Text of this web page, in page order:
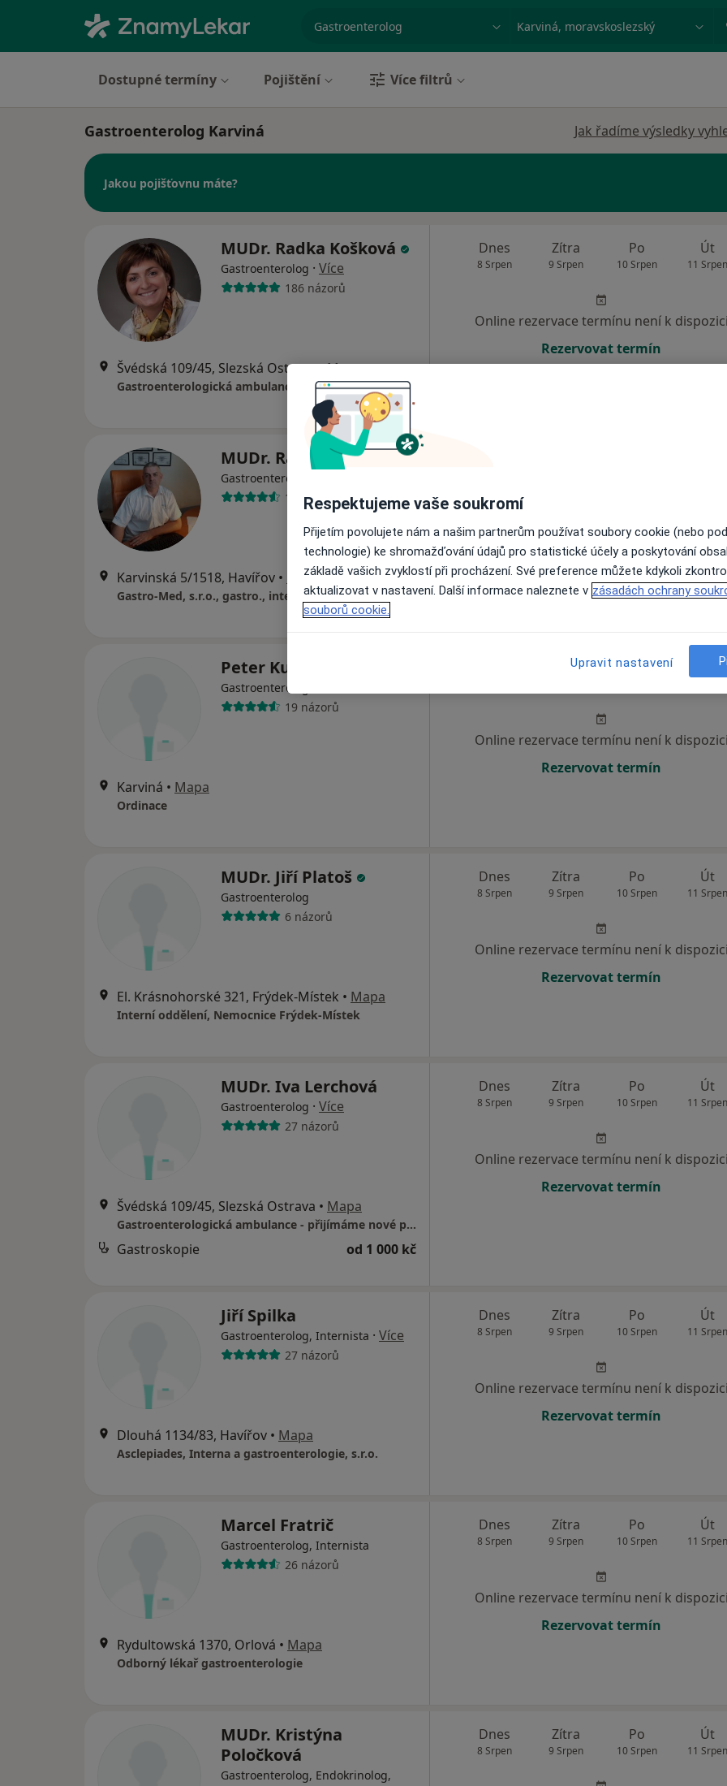
Město nebo region
Dostupné termíny Pojištění Více filtrů
Gastroenterolog Karviná Jak řadíme výsledky
Jakou pojišťovnu máte?
MUDr. Radka Košková
Gastroenterolog · Více
186 názorů
Švédská 109/45, Slezská Ostrava•Mapa
Gastroenterologická ambulance - přijímáme nové pacienty
Dnes
8 Srpen
Zítra
9 Srpen
Po
10 Srpen
Út
11 Srpen
Online rezervace termínu není k dispozici
Rezervovat termín
MUDr. Radim Bužga
Gastroenterolog, Internista
141 názorů
Karvinská 5/1518, Havířov • Mapa
Gastro-Med, s.r.o., gastro., interní
Online rezervace termínu není k
Rezervovat termín
Peter Kultan
Gastroenterolog, Internista
19 názorů
Karviná • Mapa
Ordinace
Zítra Po
Online rezervace termínu není k dispozici
Rezervovat termín
MUDr. Jiří Platoš
Gastroenterolog
6 názorů
El. Krásnohorské 321, Frýdek-Místek • Mapa
Interní oddělení, Nemocnice Frýdek-Místek
Dnes
8 Srpen
Zítra
9 Srpen
Po
10 Srpen
Út
11 Srpen
Online rezervace termínu není k dispozici
Rezervovat termín
MUDr. Iva Lerchová
Gastroenterolog · Více
27 názorů
Švédská 109/45, Slezská Ostrava • Mapa
Gastroenterologická ambulance - přijímáme nové pacienty
Gastroskopie od 1 000 kč
Dnes
8 Srpen
Zítra
9 Srpen
Po
10 Srpen
Út
11 Srpen
Online rezervace termínu není k dispozici
Rezervovat termín
Jiří Spilka
Gastroenterolog, Internista · Více
27 názorů
Dlouhá 1134/83, Havířov • Mapa
Asclepiades, Interna a gastroenterologie, s.r.o.
Dnes
8 Srpen
Zítra
9 Srpen
Po
10 Srpen
Út
11 Srpen
Online rezervace termínu není k dispozici
Rezervovat termín
Marcel Fratrič
Gastroenterolog, Internista
26 názorů
Rydultowská 1370, Orlová • Mapa
Odborný lékař gastroenterologie
Dnes
8 Srpen
Zítra
9 Srpen
Po
10 Srpen
Út
11 Srpen
Online rezervace termínu není k dispozici
Rezervovat termín
MUDr. Kristýna
Poločková
Gastroenterolog, Endokrinolog,
Dnes
8 Srpen
Zítra
9 Srpen
Po
10 Srpen
Út
11 Srpen
Respektujeme vaše soukromí
Přijetím povolujete nám a našim partnerům používat soubory cookie (nebo
technologie) ke shromažďování údajů pro statistické účely a poskytování
základě vašich zvyklostí při procházení. Své preference můžete kdykoli
aktualizovat v nastavení. Další informace naleznete v zásadách ochrany
souborů cookie.
Upravit nastavení